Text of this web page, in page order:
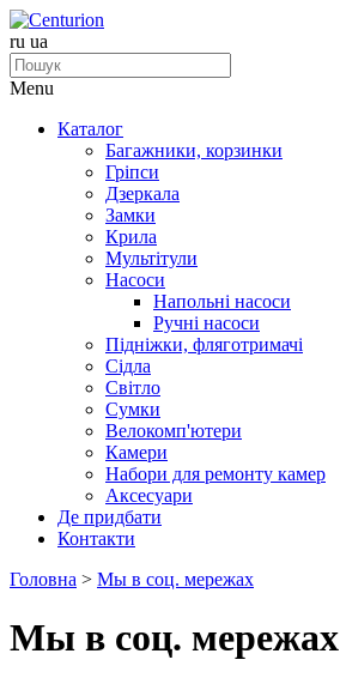
ru ua
Menu
Каталог
Багажники, корзинки
Гріпси
Дзеркала
Замки
Крила
Мультітули
Насоси
Напольні насоси
Ручні насоси
Підніжки, фляготримачі
Сідла
Світло
Сумки
Велокомп'ютери
Камери
Набори для ремонту камер
Аксесуари
Де придбати
Контакти
Головна > Мы в соц. мережах
Мы в соц. мережах